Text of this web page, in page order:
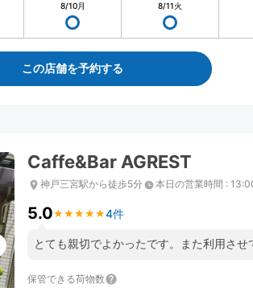
8/10月 8/11火
この店舗を予約する
Caffe&Bar AGREST
神戸三宮駅から徒歩5分 本日の営業時間 :
5.0★ ★ ★ ★ ★
★ ★ ★ ★ ★4件
とても親切でよかったです。また利用させ
保管できる荷物数